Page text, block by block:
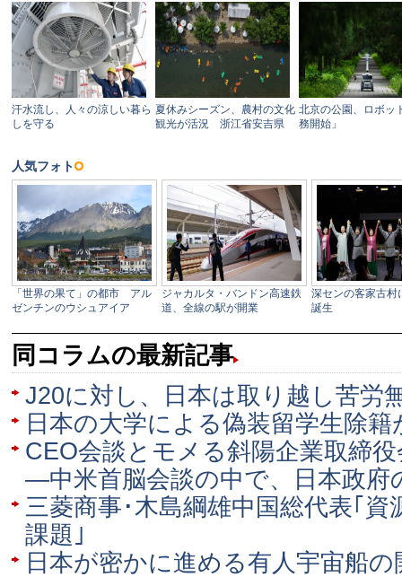
同コラムの最新記事
J20に対し、日本は取り越し苦労
日本の大学による偽装留学生除
CEO会談とモメる斜陽企業取締役
―中米首脳会談の中で、日本政府
三菱商事･木島綱雄中国総代表｢
課題｣
日本が密かに進める有人宇宙船